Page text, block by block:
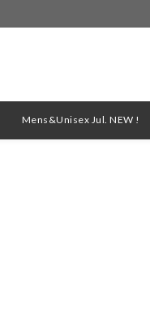
Mens&Unisex Jul. NEW !